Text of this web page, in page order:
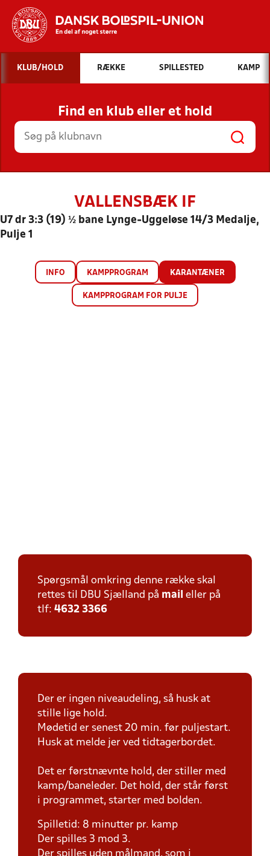
Hvad vil du søge efter?
INDHOLD OG NYHEDER
STILLINGER, RESULTATER, KLUBBER OG
HOLD
KLUB/HOLD RÆKKE SPILLESTED KAMP
Find en klub eller et hold
VALLENSBÆK IF
U7 dr 3:3 (19) ½ bane Lynge-Uggeløse 14/3 Medalje,
Pulje 1
INFO KAMPPROGRAM KARANTÆNER
KAMPPROGRAM FOR PULJE
Spørgsmål omkring denne række skal
rettes til DBU Sjælland på mail eller på
tlf: 4632 3366
Der er ingen niveaudeling, så husk at
stille lige hold.
Mødetid er senest 20 min. før puljestart.
Husk at melde jer ved tidtagerbordet.
Det er førstnævnte hold, der stiller med
kamp/baneleder. Det hold, der står først
i programmet, starter med bolden.
Spilletid: 8 minutter pr. kamp
Der spilles 3 mod 3.
Der spilles uden målmand, som i